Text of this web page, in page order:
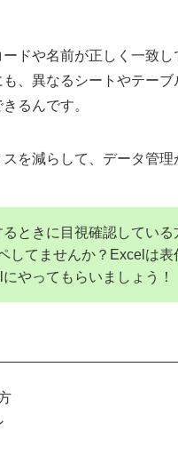
ドや名前が正しく一致
、異なるシートやテー
るんです。
を減らして、データ管理
ときに目視確認している
してませんか？Excelは表
やってもらいましょう！